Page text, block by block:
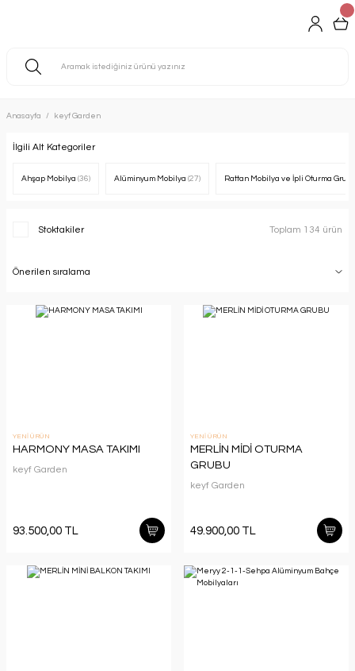
Anasayfa keyf Garden
İlgili Alt Kategoriler
Ahşap Mobilya (36) Alüminyum Mobilya (27) Rattan Mobilya ve İpli Oturma
Stoktakiler Toplam 134 ürün
YENİ ÜRÜN
HARMONY MASA TAKIMI
keyf Garden
93.500,00 TL
YENİ ÜRÜN
MERLİN MİDİ OTURMA
GRUBU
keyf Garden
49.900,00 TL